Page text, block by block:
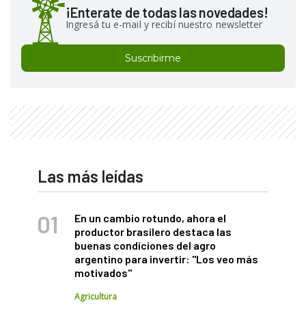
¡Enterate de todas las novedades!
Ingresá tu e-mail y recibí nuestro newsletter
Suscribirme
Las más leídas
En un cambio rotundo, ahora el
productor brasilero destaca las
buenas condiciones del agro
argentino para invertir: "Los veo más
motivados"
Agricultura